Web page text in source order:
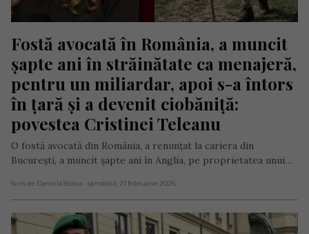
Fostă avocată în România, a muncit
șapte ani în străinătate ca menajeră,
pentru un miliardar, apoi s-a întors
în țară și a devenit ciobăniță:
povestea Cristinei Teleanu
O fostă avocată din România, a renunțat la cariera din
București, a muncit șapte ani în Anglia, pe proprietatea unui…
Scris de Daniela Stoica - sâmbătă, 21 februarie 2026